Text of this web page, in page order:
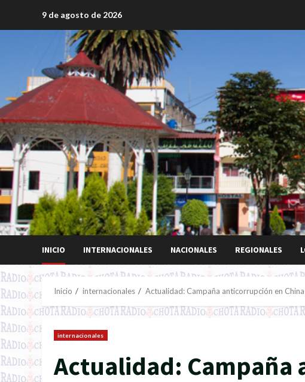
9 de agosto de 2026
INICIO INTERNACIONALES NACIONALES REGIONALES
Inicio internacionales Actualidad: Campaña anticorrupción en
internacionales
Actualidad: